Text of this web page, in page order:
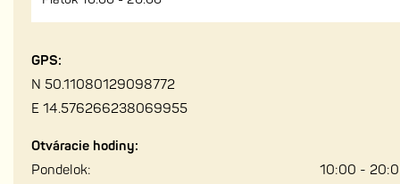
GPS:
N 50.11080129098772
E 14.576266238069955
Otváracie hodiny:
Pondelok:
10:00 -